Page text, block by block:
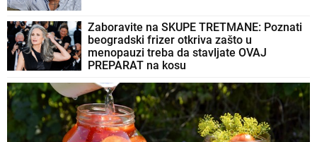
Zaboravite na SKUPE TRETMANE: Poznati
beogradski frizer otkriva zašto u
menopauzi treba da stavljate OVAJ
PREPARAT na kosu